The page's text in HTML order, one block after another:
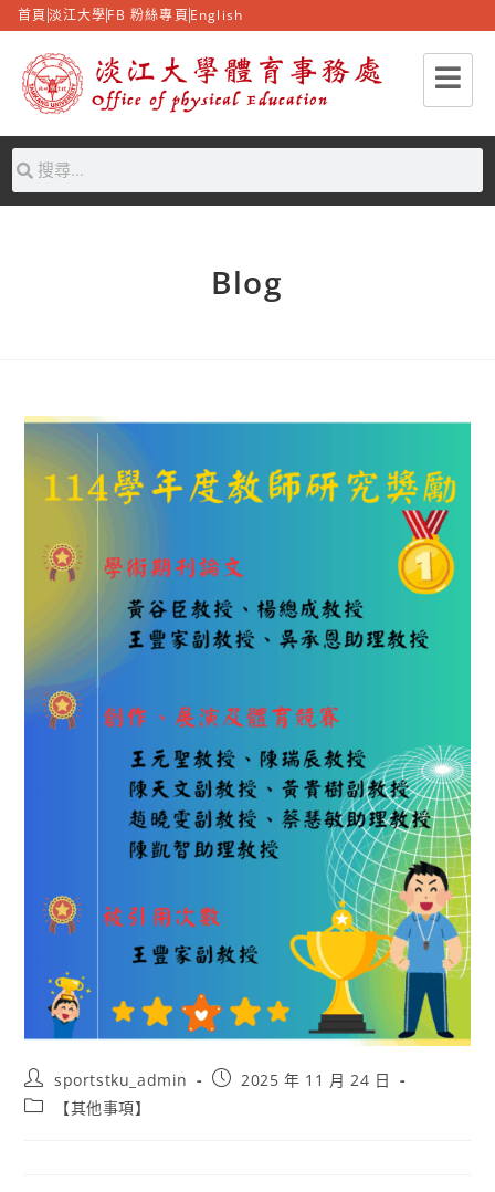
首頁 淡江大學FB 粉絲專頁 English
Blog
sportstku_admin
2025 年 11 月 24 日
【其他事項】